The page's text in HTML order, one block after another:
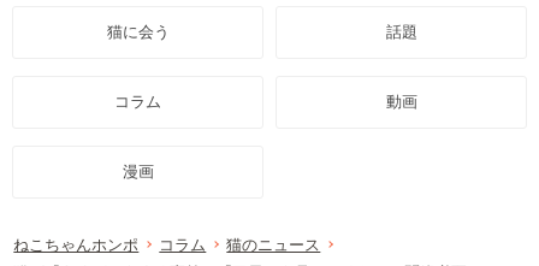
猫に会う 話題
コラム 動画
漫画
ねこちゃんホンポ コラム
猫のニュース